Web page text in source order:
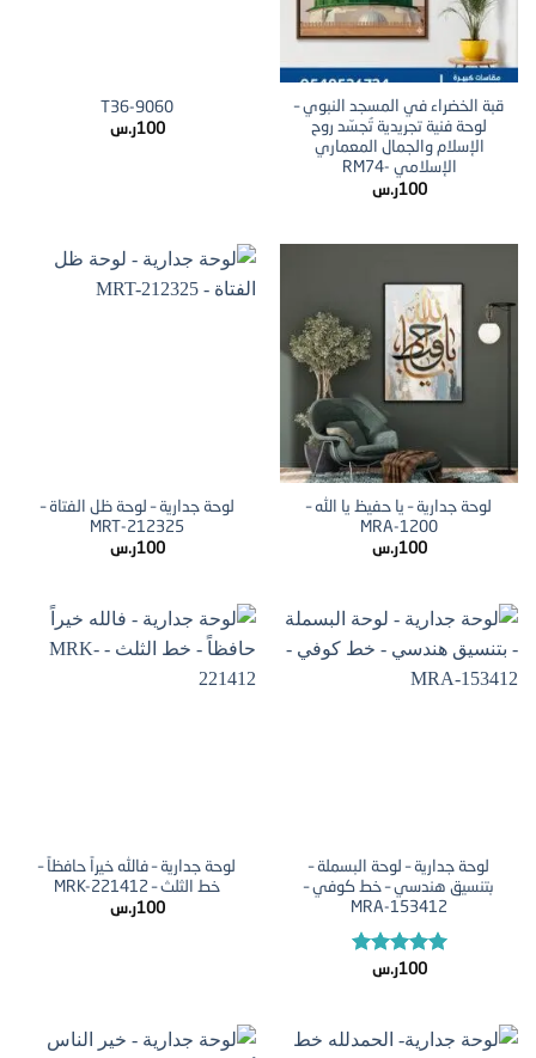
قبة الخضراء في المسجد النبوي –
لوحة فنية تجريدية تُجسّد روح
الإسلام والجمال المعماري
الإسلامي -RM74
100ر.س
T36-9060
100ر.س
لوحة جدارية – يا حفيظ يا الله –
MRA-1200
100ر.س
لوحة جدارية – لوحة ظل الفتاة –
MRT-212325
100ر.س
لوحة جدارية – لوحة البسملة –
بتنسيق هندسي – خط كوفي –
MRA-153412
تم التقييم
100ر.س
لوحة جدارية – فالله خيراً حافظاً –
خط الثلث – MRK-221412
100ر.س